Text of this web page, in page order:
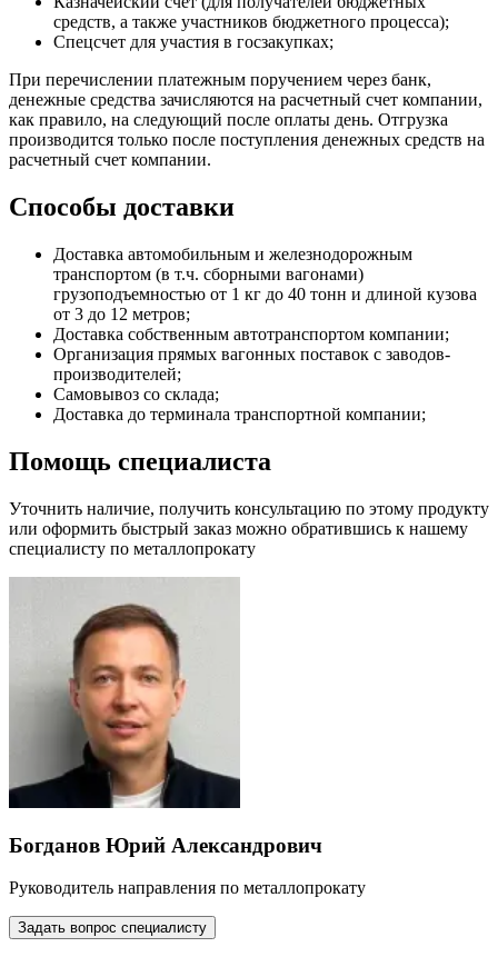
средств, а также участников бюджетного процесса);
Спецсчет для участия в госзакупках;
При перечислении платежным поручением через банк,
денежные средства зачисляются на расчетный счет компании,
как правило, на следующий после оплаты день. Отгрузка
производится только после поступления денежных средств на
расчетный счет компании.
Способы доставки
Доставка автомобильным и железнодорожным
транспортом (в т.ч. сборными вагонами)
грузоподъемностью от 1 кг до 40 тонн и длиной кузова
от 3 до 12 метров;
Доставка собственным автотранспортом компании;
Организация прямых вагонных поставок с заводов-
производителей;
Самовывоз со склада;
Доставка до терминала транспортной компании;
Помощь специалиста
Уточнить наличие, получить консультацию по этому продукту
или оформить быстрый заказ можно обратившись к нашему
специалисту по металлопрокату
Богданов Юрий Александрович
Руководитель направления по металлопрокату
Задать вопрос специалисту